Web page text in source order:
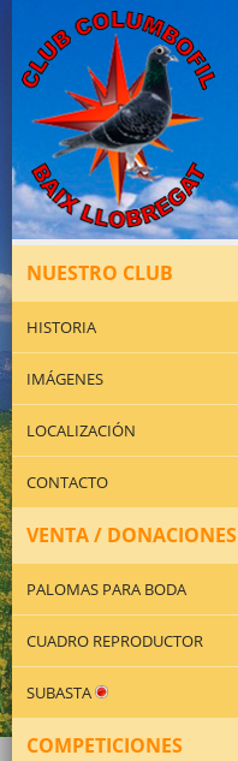
NUESTRO CLUB
HISTORIA
IMÁGENES
LOCALIZACIÓN
CONTACTO
VENTA / DONACIONES
PALOMAS PARA BODA
CUADRO REPRODUCTOR
SUBASTA
COMPETICIONES